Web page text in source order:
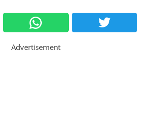
Advertisement